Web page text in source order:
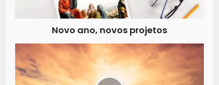
Novo ano, novos projetos